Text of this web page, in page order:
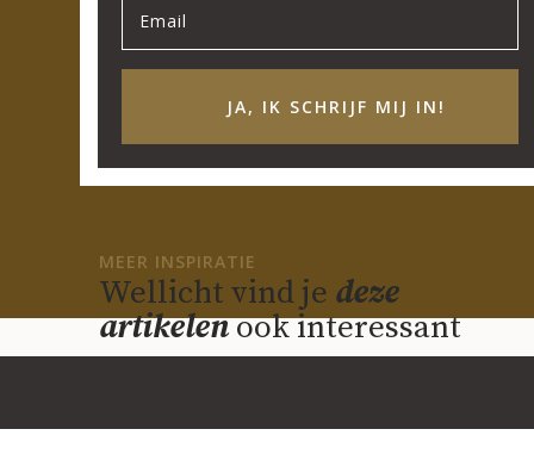
JA, IK SCHRIJF MIJ IN!
MEER INSPIRATIE
Wellicht vind je deze
artikelenook interessant